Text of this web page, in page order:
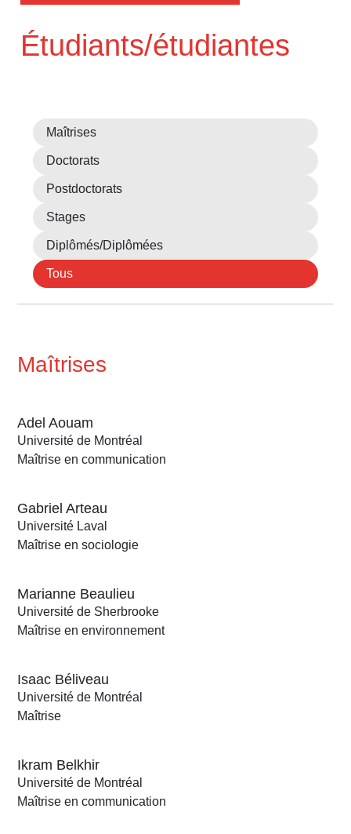
Étudiants/étudiantes
Maîtrises
Doctorats
Postdoctorats
Stages
Diplômés/Diplômées
Tous
Maîtrises
Adel Aouam
Université de Montréal
Maîtrise en communication
Gabriel Arteau
Université Laval
Maîtrise en sociologie
Marianne Beaulieu
Université de Sherbrooke
Maîtrise en environnement
Isaac Béliveau
Université de Montréal
Maîtrise
Ikram Belkhir
Université de Montréal
Maîtrise en communication